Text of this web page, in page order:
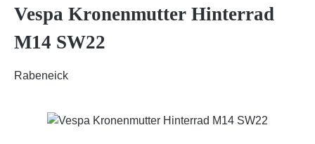
Vespa Kronenmutter Hinterrad
M14 SW22
Rabeneick
Bildergalerie überspringen